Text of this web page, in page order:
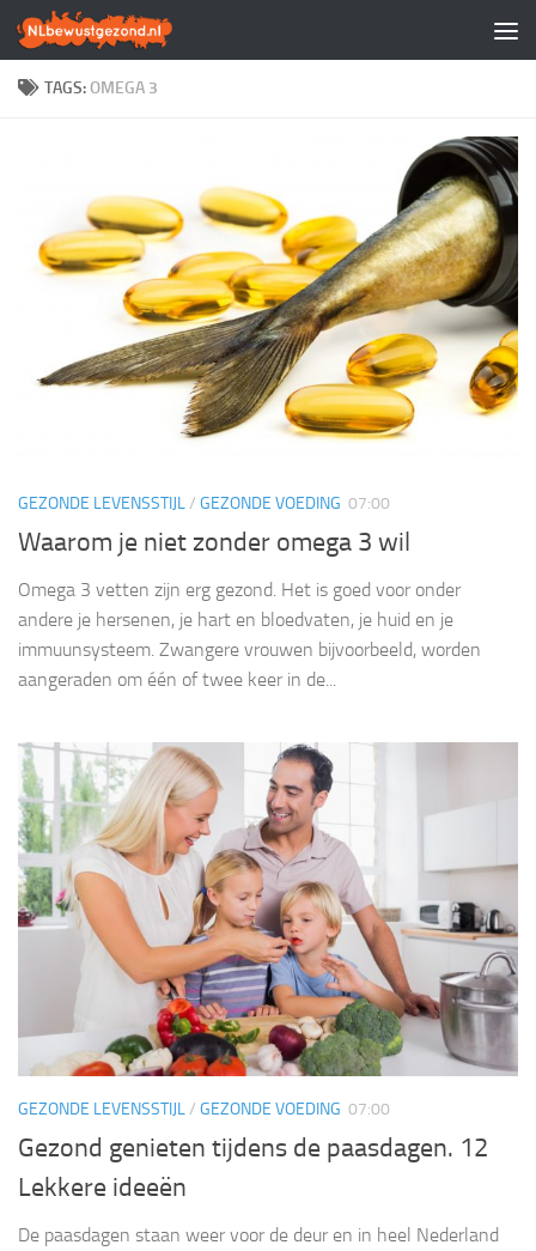
Doorgaan naar inhoud
TAGS:OMEGA 3
GEZONDE LEVENSSTIJL/ GEZONDE VOEDING 07:00
Waarom je niet zonder omega 3 wil
Omega 3 vetten zijn erg gezond. Het is goed voor onder
andere je hersenen, je hart en bloedvaten, je huid en je
immuunsysteem. Zwangere vrouwen bijvoorbeeld, worden
aangeraden om één of twee keer in de...
GEZONDE LEVENSSTIJL/ GEZONDE VOEDING 07:00
Gezond genieten tijdens de paasdagen. 12
Lekkere ideeën
De paasdagen staan weer voor de deur en in heel Nederland